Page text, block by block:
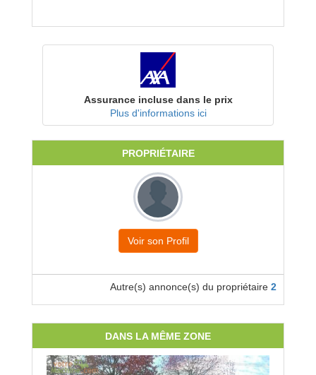
Assurance incluse dans le prix
Plus d'informations ici
PROPRIÉTAIRE
Voir son Profil
Autre(s) annonce(s) du propriétaire 2
DANS LA MÊME ZONE